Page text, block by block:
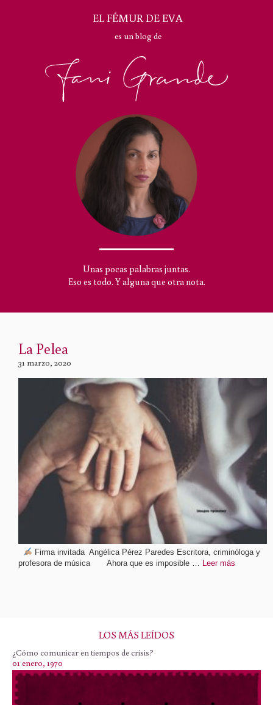
EL FÉMUR DE EVA
es un blog de
Unas pocas palabras juntas.
Eso es todo. Y alguna que otra nota.
La Pelea
31 marzo, 2020
Firma invitada Angélica Pérez Paredes Escritora, criminóloga y
profesora de música Ahora que es imposible … Leer más
LOS MÁS LEÍDOS
¿Cómo comunicar en tiempos de crisis?
01 enero, 1970